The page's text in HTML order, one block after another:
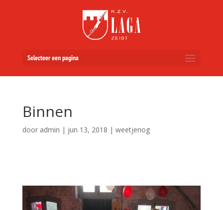
Selecteer een pagina
Binnen
door admin | jun 13, 2018 | weetjenog